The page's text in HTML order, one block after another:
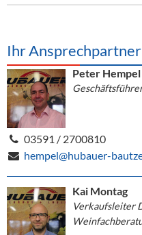
Ihr Ansprechpartner
Peter Hempel
03591 / 2700810
hempel@hubauer-
Kai Montag
Verkaufsleiter